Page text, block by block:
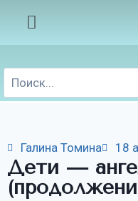
Галина Томина 18
Дети —